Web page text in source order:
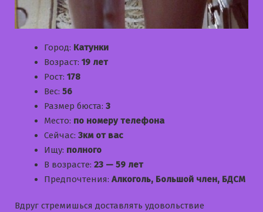
Город: Катунки
Возраст: 19 лет
Рост: 178
Вес: 56
Размер бюста: 3
Место: по номеру телефона
Сейчас: 3км от вас
Ищу: полного
В возрасте: 23 — 59 лет
Предпочтения: Алкоголь, Большой член, БДСМ
Вдруг стремишься доставлять удовольствие